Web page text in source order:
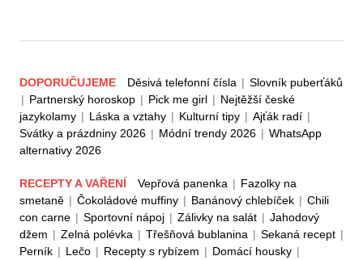
DOPORUČUJEME Děsivá telefonní čísla | Slovník puberťáků
| Partnerský horoskop | Pick me girl | Nejtěžší české
jazykolamy | Láska a vztahy | Kulturní tipy | Ajťák radí |
Svátky a prázdniny 2026 | Módní trendy 2026 | WhatsApp
alternativy 2026
RECEPTY A VAŘENÍ Vepřová panenka | Fazolky na
smetaně | Čokoládové muffiny | Banánový chlebíček | Chili
con carne | Sportovní nápoj | Zálivky na salát | Jahodový
džem | Zelná polévka | Třešňová bublanina | Sekaná recept |
Perník | Lečo | Recepty s rybízem | Domácí housky |